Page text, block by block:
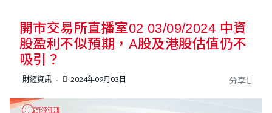
按輸入鍵開始搜尋
開市交易所直播室02 03/09/2024 中資
股盈利不似預期，A股及港股估值仍不
吸引？
財經資訊 2024年09月03日 分享